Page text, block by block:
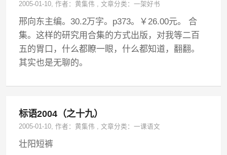
2005-01-10, 作者：黄集伟 ,文章分类：一架好书
邢向东主编。30.2万字。p373。￥26.00元。 合
集。这样的研究用合集的方式出版，对我等二百
五的胃口，什么都瞭一眼，什么都知道，翻翻。
其实也是无聊的。
标语2004（之十九）
2005-01-10, 作者：黄集伟 ,文章分类：一课语文
壮阳短裤